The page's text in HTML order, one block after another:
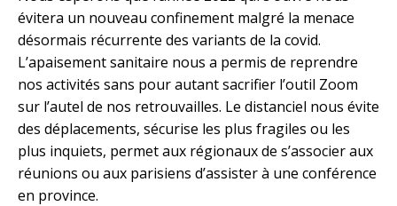
évitera un nouveau confinement malgré la menace
désormais récurrente des variants de la covid.
L’apaisement sanitaire nous a permis de reprendre
nos activités sans pour autant sacrifier l’outil Zoom
sur l’autel de nos retrouvailles. Le distanciel nous évite
des déplacements, sécurise les plus fragiles ou les
plus inquiets, permet aux régionaux de s’associer aux
réunions ou aux parisiens d’assister à une conférence
en province.